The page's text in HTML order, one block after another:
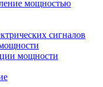
мощностью
сигналов
мощности